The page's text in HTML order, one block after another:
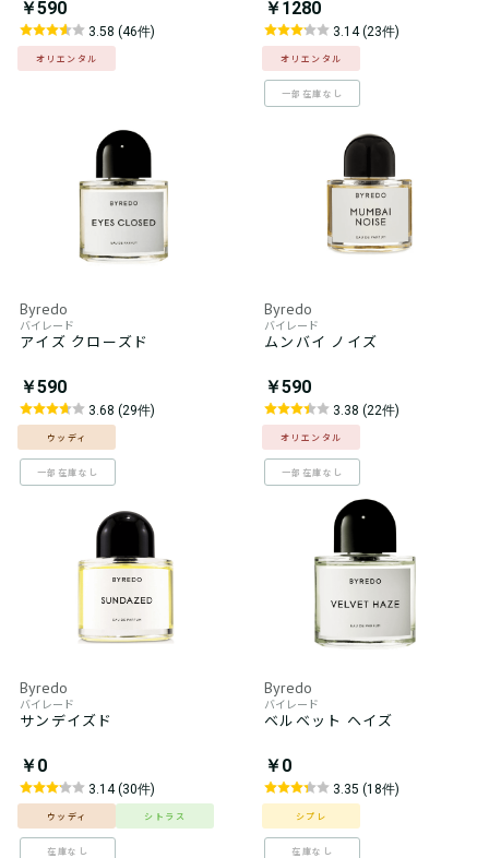
￥590
3.58 (46件)
オリエンタル
￥1280
3.14 (23件)
オリエンタル
一部在庫なし
Byredo
バイレード
アイズ クローズド
￥590
3.68 (29件)
ウッディ
一部在庫なし
Byredo
バイレード
ムンバイ ノイズ
￥590
3.38 (22件)
オリエンタル
一部在庫なし
Byredo
バイレード
サンデイズド
￥0
3.14 (30件)
ウッディ シトラス
在庫なし
Byredo
バイレード
ベルベット ヘイズ
￥0
3.35 (18件)
シプレ
在庫なし